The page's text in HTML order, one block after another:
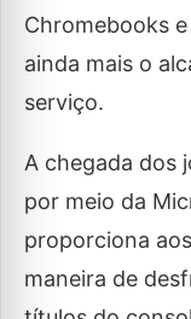
Chromebooks
ainda mais o
serviço.
A chegada dos
por meio da
proporciona
maneira de